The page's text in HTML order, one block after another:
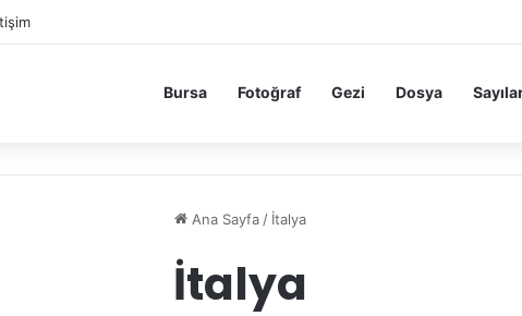
Bursa Fotoğraf Gezi Dosya
Ana Sayfa / İtalya
İtalya